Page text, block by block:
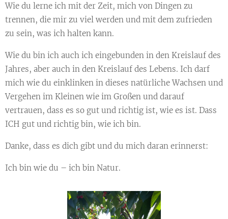
Wie du lerne ich mit der Zeit, mich von Dingen zu
trennen, die mir zu viel werden und mit dem zufrieden
zu sein, was ich halten kann.
Wie du bin ich auch ich eingebunden in den Kreislauf des
Jahres, aber auch in den Kreislauf des Lebens. Ich darf
mich wie du einklinken in dieses natürliche Wachsen und
Vergehen im Kleinen wie im Großen und darauf
vertrauen, dass es so gut und richtig ist, wie es ist. Dass
ICH gut und richtig bin, wie ich bin.
Danke, dass es dich gibt und du mich daran erinnerst:
Ich bin wie du – ich bin Natur.